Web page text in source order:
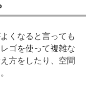
くなると言っても
ゴを使って複雑な
方をしたり、空間